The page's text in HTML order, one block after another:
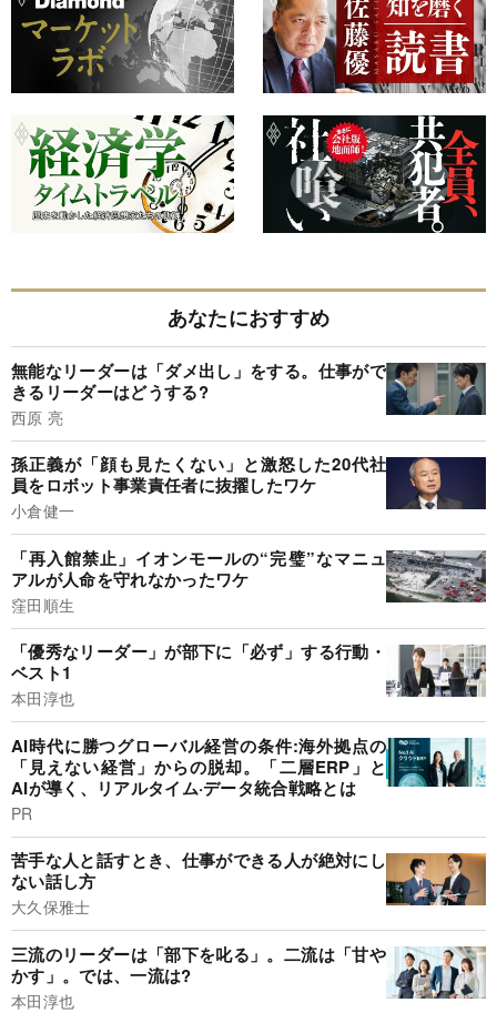
あなたにおすすめ
無能なリーダーは「ダメ出し」をする。仕事がで
きるリーダーはどうする?
西原 亮
孫正義が「顔も見たくない」と激怒した20代社
員をロボット事業責任者に抜擢したワケ
小倉健一
「再入館禁止」イオンモールの“完璧”なマニュ
アルが人命を守れなかったワケ
窪田順生
「優秀なリーダー」が部下に「必ず」する行動・
ベスト1
本田淳也
AI時代に勝つグローバル経営の条件:海外拠点の
「見えない経営」からの脱却。「二層ERP」と
AIが導く、リアルタイム·データ統合戦略とは
PR
苦手な人と話すとき、仕事ができる人が絶対にし
ない話し方
大久保雅士
三流のリーダーは「部下を叱る」。二流は「甘や
かす」。では、一流は?
本田淳也